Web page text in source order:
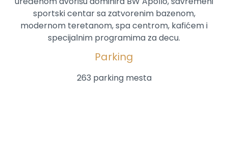
sportski centar sa zatvorenim bazenom,
modernom teretanom, spa centrom, kafićem i
specijalnim programima za decu.
Parking
263 parking mesta